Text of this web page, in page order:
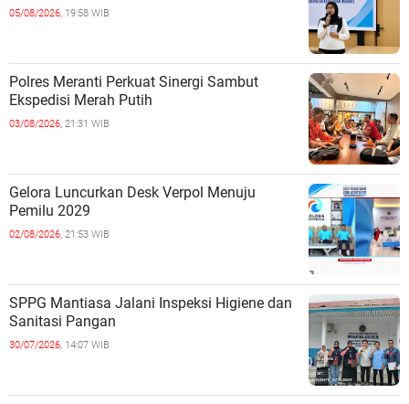
05/08/2026, 19:58 WIB
Polres Meranti Perkuat Sinergi Sambut
Ekspedisi Merah Putih
03/08/2026, 21:31 WIB
Gelora Luncurkan Desk Verpol Menuju
Pemilu 2029
02/08/2026, 21:53 WIB
SPPG Mantiasa Jalani Inspeksi Higiene dan
Sanitasi Pangan
30/07/2026, 14:07 WIB